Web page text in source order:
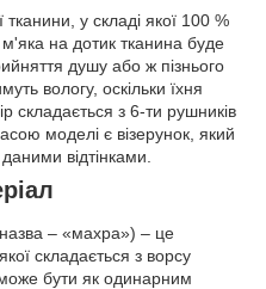
у складі якої 100 %
на дотик тканина буде
душу або ж пізнього
вологу, оскільки їхня
складається з 6-ти рушників
моделі є візерунок, який
відтінками.
– «махра») – це
складається з ворсу
бути як одинарним